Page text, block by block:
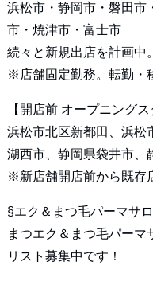
浜松市・静岡市・磐田市
市・焼津市・富士市
続々と新規出店を計画中。
※店舗固定勤務。転勤・
【開店前 オープニングス
浜松市北区新都田、浜松
湖西市、静岡県袋井市、
※新店舗開店前から既存
§エク＆まつ毛パーマサ
まつエク＆まつ毛パーマ
リスト募集中です！